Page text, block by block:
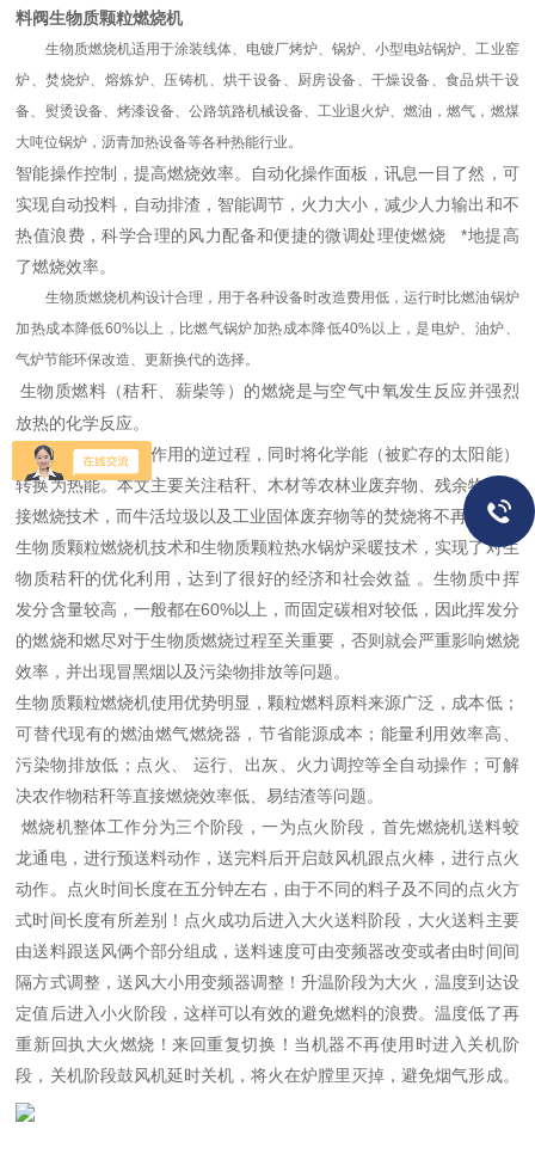
料阀生物质颗粒燃烧机
生物质燃烧机适用于涂装线体、电镀厂烤炉、锅炉、小型电站锅炉、工业窑
炉、焚烧炉、熔炼炉、压铸机、烘干设备、厨房设备、干燥设备、食品烘干设
备、熨烫设备、烤漆设备、公路筑路机械设备、工业退火炉、燃油，燃气，燃煤
大吨位锅炉，沥青加热设备等各种热能行业。
智能操作控制，提高燃烧效率。自动化操作面板，讯息一目了然，可
实现自动投料，自动排渣，智能调节，火力大小，减少人力输出和不
热值浪费，科学合理的风力配备和便捷的微调处理使燃烧 *地提高
了燃烧效率。
生物质燃烧机构设计合理，用于各种设备时改造费用低，运行时比燃油锅炉
加热成本降低60%以上，比燃气锅炉加热成本降低40%以上，是电炉、油炉、
气炉节能环保改造、更新换代的选择。
生物质燃料（秸秆、薪柴等）的燃烧是与空气中氧发生反应并强烈
放热的化学反应。
反应总效果是光合作用的逆过程，同时将化学能（被贮存的太阳能）
转换为热能。本文主要关注秸秆、木材等农林业废弃物、残余物的直
接燃烧技术，而牛活垃圾以及工业固体废弃物等的焚烧将不再涉及。
生物质颗粒燃烧机技术和生物质颗粒热水锅炉采暖技术，实现了对生
物质秸秆的优化利用，达到了很好的经济和社会效益 。生物质中挥
发分含量较高，一般都在60%以上，而固定碳相对较低，因此挥发分
的燃烧和燃尽对于生物质燃烧过程至关重要，否则就会严重影响燃烧
效率，并出现冒黑烟以及污染物排放等问题。
生物质颗粒燃烧机使用优势明显，颗粒燃料原料来源广泛，成本低；
可替代现有的燃油燃气燃烧器，节省能源成本；能量利用效率高、
污染物排放低；点火、 运行、出灰、火力调控等全自动操作；可解
决农作物秸秆等直接燃烧效率低、易结渣等问题。
燃烧机整体工作分为三个阶段，一为点火阶段，首先燃烧机送料蛟
龙通电，进行预送料动作，送完料后开启鼓风机跟点火棒，进行点火
动作。点火时间长度在五分钟左右，由于不同的料子及不同的点火方
式时间长度有所差别！点火成功后进入大火送料阶段，大火送料主要
由送料跟送风俩个部分组成，送料速度可由变频器改变或者由时间间
隔方式调整，送风大小用变频器调整！升温阶段为大火，温度到达设
定值后进入小火阶段，这样可以有效的避免燃料的浪费。温度低了再
重新回执大火燃烧！来回重复切换！当机器不再使用时进入关机阶
段，关机阶段鼓风机延时关机，将火在炉膛里灭掉，避免烟气形成。